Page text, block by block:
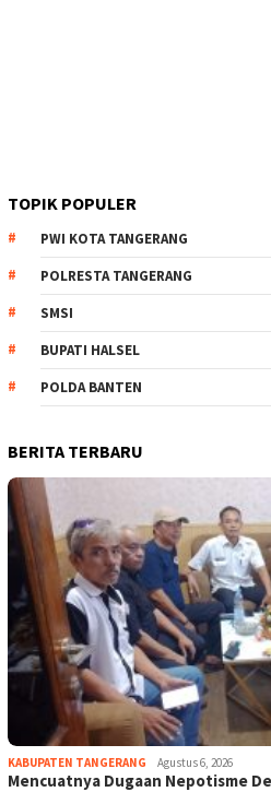
TOPIK POPULER
PWI KOTA TANGERANG
POLRESTA TANGERANG
SMSI
BUPATI HALSEL
POLDA BANTEN
BERITA TERBARU
KABUPATEN TANGERANG Agustus 6, 2026
Mencuatnya Dugaan Nepotisme